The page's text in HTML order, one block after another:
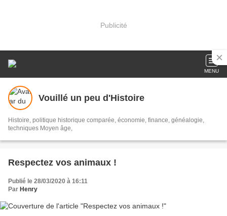
Publicité
MENU
Vouillé un peu d'Histoire
Histoire, politique historique comparée, économie, finance, généalogie,
techniques Moyen âge,
Respectez vos animaux !
Publié le 28/03/2020 à 16:11
Par Henry